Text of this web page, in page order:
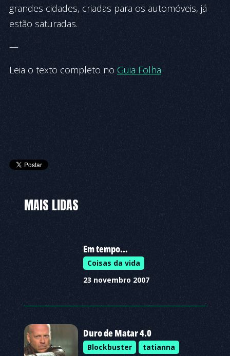
grandes cidades, criadas para os automóveis, já
estão saturadas.
—
Leia o texto completo no Guia Folha
MAIS LIDAS
Em tempo…
Coisas da vida
23 novembro 2007
Duro de Matar 4.0
Blockbuster tatianna